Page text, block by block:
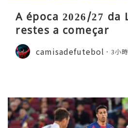
A época 2026/27 da
restes a começar
camisadefutebol 3小